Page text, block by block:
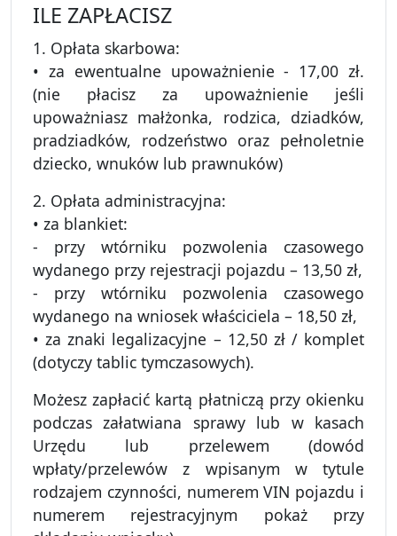
ILE ZAPŁACISZ
1. Opłata skarbowa:
• za ewentualne upoważnienie - 17,00 zł.
(nie płacisz za upoważnienie jeśli
upoważniasz małżonka, rodzica, dziadków,
pradziadków, rodzeństwo oraz pełnoletnie
dziecko, wnuków lub prawnuków)
2. Opłata administracyjna:
• za blankiet:
- przy wtórniku pozwolenia czasowego
wydanego przy rejestracji pojazdu – 13,50 zł,
- przy wtórniku pozwolenia czasowego
wydanego na wniosek właściciela – 18,50 zł,
• za znaki legalizacyjne – 12,50 zł / komplet
(dotyczy tablic tymczasowych).
Możesz zapłacić kartą płatniczą przy okienku
podczas załatwiana sprawy lub w kasach
Urzędu lub przelewem (dowód
wpłaty/przelewów z wpisanym w tytule
rodzajem czynności, numerem VIN pojazdu i
numerem rejestracyjnym pokaż przy